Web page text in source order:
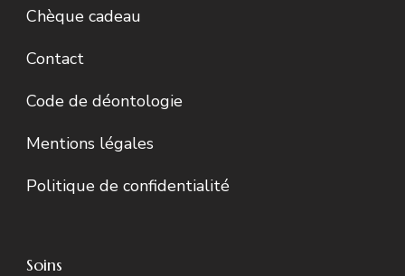
Chèque cadeau
Contact
Code de déontologie
Mentions légales
Politique de confidentialité
Soins